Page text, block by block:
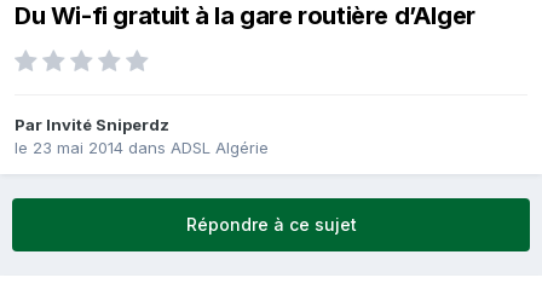
Du Wi-fi gratuit à la gare routière d’Alger
Par Invité Sniperdz
le 23 mai 2014 dans ADSL Algérie
Répondre à ce sujet